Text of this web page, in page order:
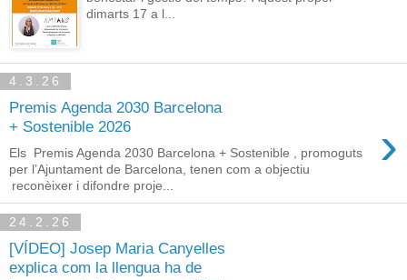
dimarts 17 a l...
4.3.26
Premis Agenda 2030 Barcelona
+ Sostenible 2026
›
Els Premis Agenda 2030 Barcelona + Sostenible , promoguts
per l’Ajuntament de Barcelona, tenen com a objectiu
reconèixer i difondre proje...
24.2.26
[VÍDEO] Josep Maria Canyelles
explica com la llengua ha de